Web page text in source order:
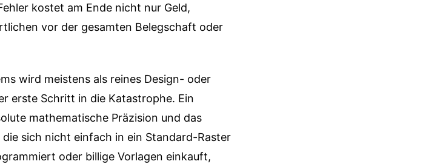
kostet am Ende nicht nur Geld,
vor der gesamten Belegschaft oder
wird meistens als reines Design- oder
erste Schritt in die Katastrophe. Ein
mathematische Präzision und das
sich nicht einfach in ein Standard-Raster
oder billige Vorlagen einkauft,